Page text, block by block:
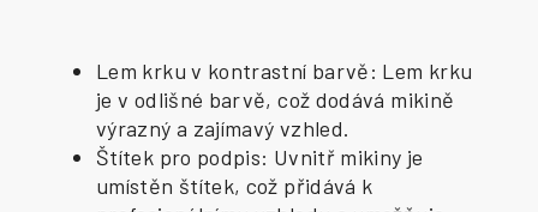
Lem krku v kontrastní barvě: Lem krku
je v odlišné barvě, což dodává mikině
výrazný a zajímavý vzhled.
Štítek pro podpis: Uvnitř mikiny je
umístěn štítek, což přidává k